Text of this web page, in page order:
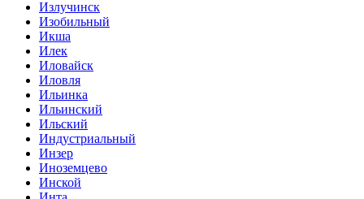
Излучинск
Изобильный
Икша
Илек
Иловайск
Иловля
Ильинка
Ильинский
Ильский
Индустриальный
Инзер
Иноземцево
Инской